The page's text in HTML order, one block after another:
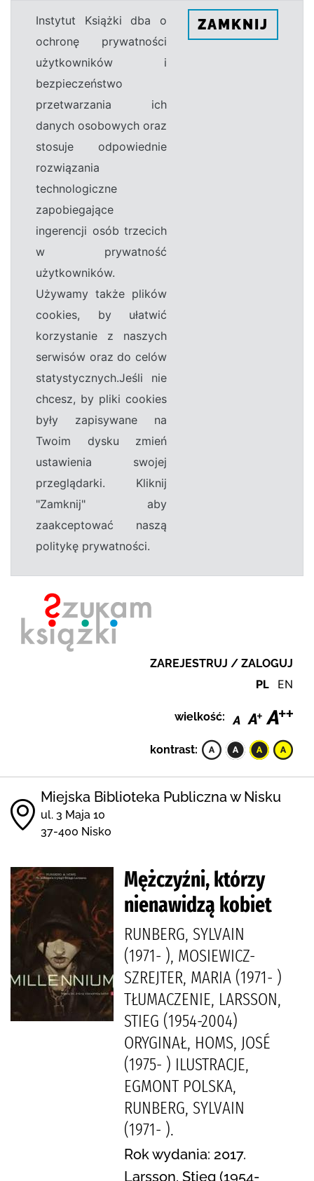
Instytut Książki dba o
ochronę prywatności
użytkowników i
bezpieczeństwo
przetwarzania ich
danych osobowych oraz
stosuje odpowiednie
rozwiązania
technologiczne
zapobiegające
ingerencji osób trzecich
w prywatność
użytkowników.
Używamy także plików
cookies, by ułatwić
korzystanie z naszych
serwisów oraz do celów
statystycznych.Jeśli nie
chcesz, by pliki cookies
były zapisywane na
Twoim dysku zmień
ustawienia swojej
przeglądarki. Kliknij
"Zamknij" aby
zaakceptować naszą
politykę prywatności.
ZAMKNIJ
ZAREJESTRUJ / ZALOGUJ
PL EN
wielkość:
kontrast:
Miejska Biblioteka Publiczna w Nisku
ul. 3 Maja 10
37-400 Nisko
Mężczyźni, którzy
nienawidzą kobiet
RUNBERG, SYLVAIN
(1971- ), MOSIEWICZ-
SZREJTER, MARIA (1971- )
TŁUMACZENIE, LARSSON,
STIEG (1954-2004)
ORYGINAŁ, HOMS, JOSÉ
(1975- ) ILUSTRACJE,
EGMONT POLSKA,
RUNBERG, SYLVAIN
(1971- ).
Rok wydania: 2017.
Larsson, Stieg (1954-